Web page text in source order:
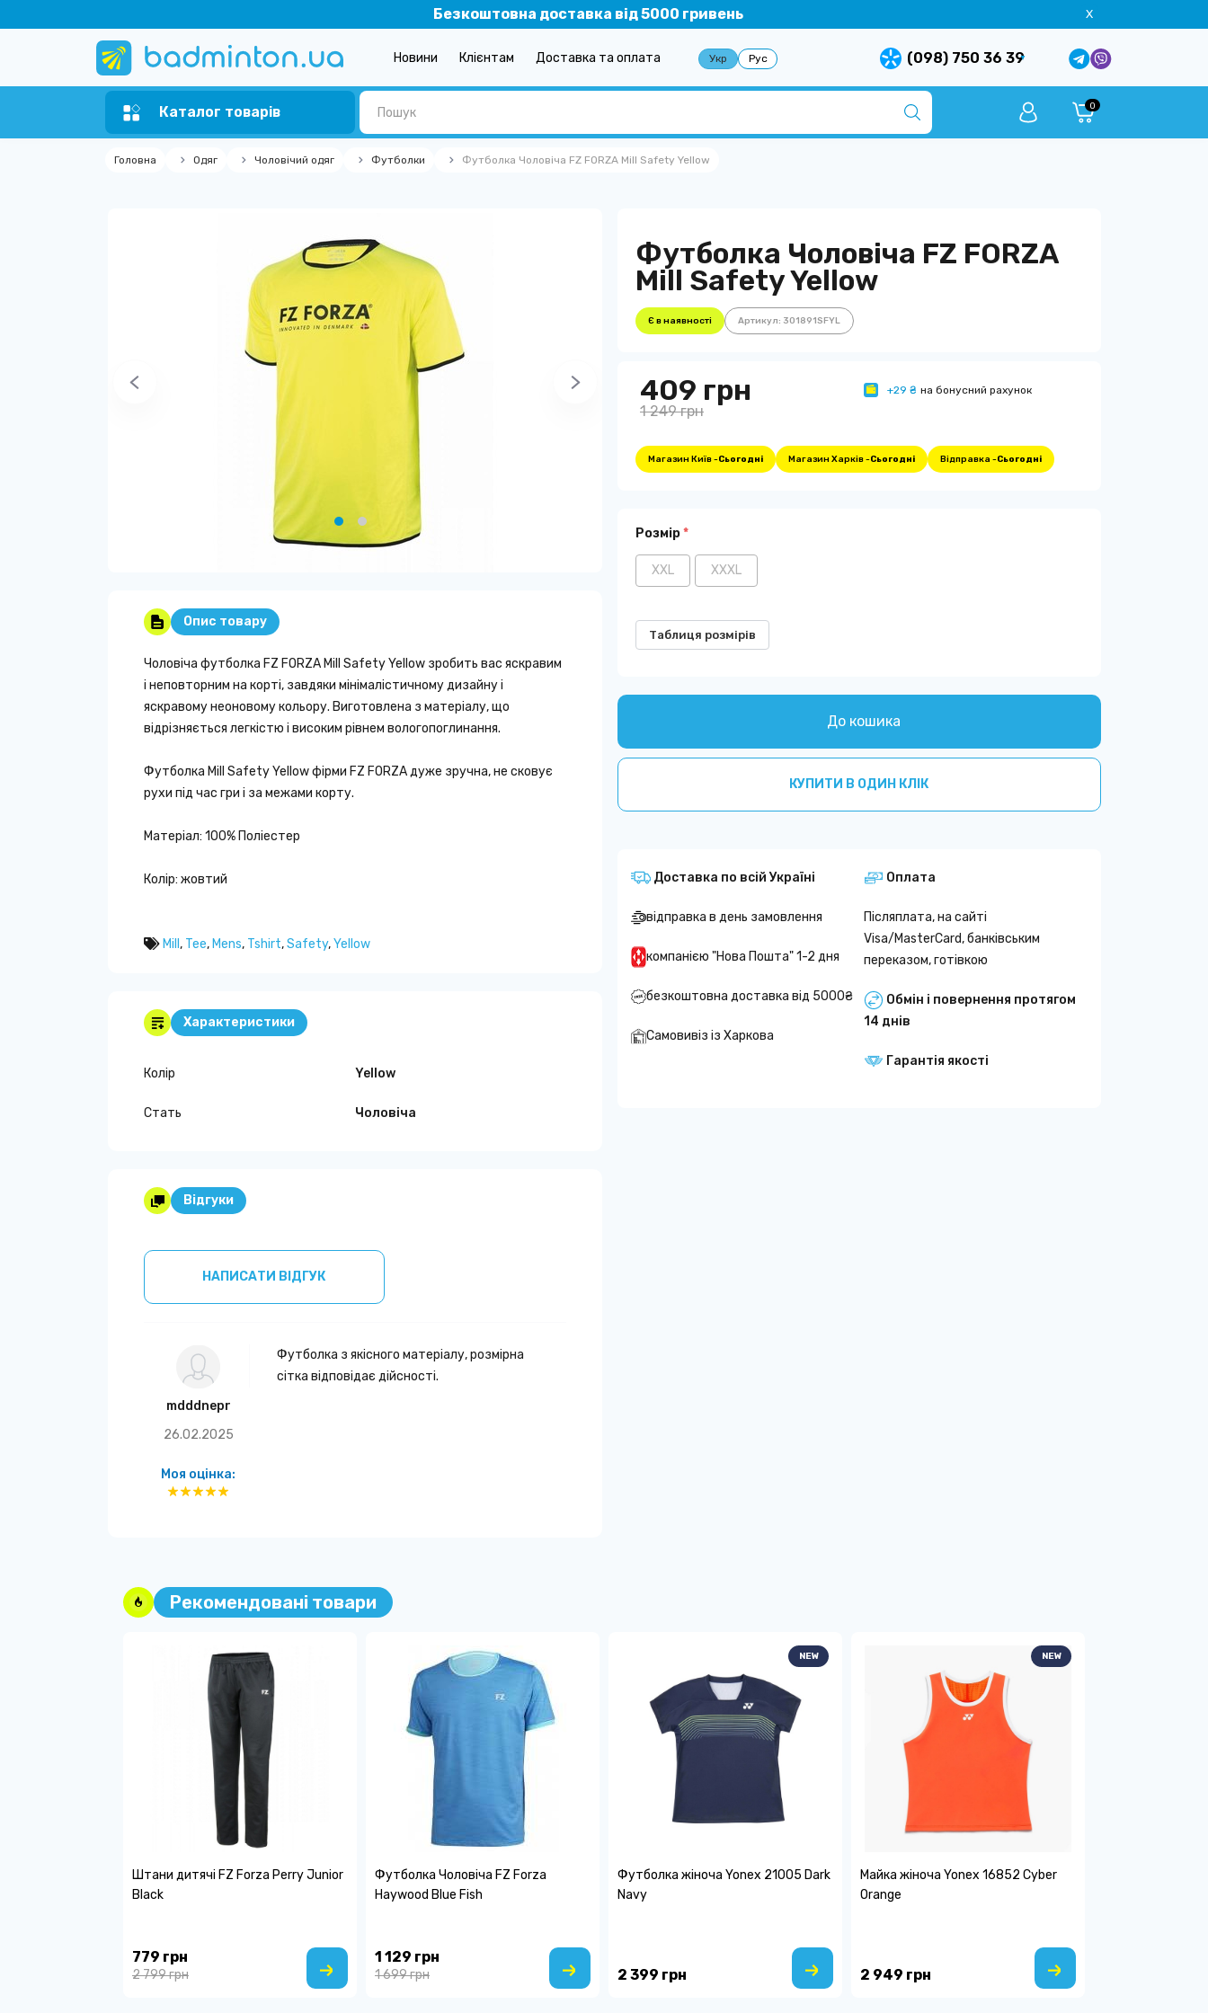
Безкоштовна доставка від 5000 гривень X
Новини Клієнтам Доставка та оплата Укр Рус (098) 750 36 39
Каталог товарів 0
Головна Одяг Чоловічий одяг Футболки Футболка Чоловіча FZ FORZA Mill Safety Yellow
Опис товару
Чоловіча футболка FZ FORZA Mill Safety Yellow зробить вас яскравим
і неповторним на корті, завдяки мінімалістичному дизайну і
яскравому неоновому кольору. Виготовлена ​​з матеріалу, що
відрізняється легкістю і високим рівнем вологопоглинання.
Футболка Mill Safety Yellow фірми FZ FORZA дуже зручна, не сковує
рухи під час гри і за межами корту.
Матеріал: 100% Поліестер
Колір: жовтий
Mill , Tee, Mens, Tshirt,Safety,Yellow
Характеристики
Колір Yellow
Стать Чоловіча
Відгуки
НАПИСАТИ ВІДГУК
mdddnepr
26.02.2025
Моя оцінка:
Футболка з якісного матеріалу, розмірна
сітка відповідає дійсності.
Футболка Чоловіча FZ FORZA
Mill Safety Yellow
Є в наявності Артикул: 301891SFYL
409 грн
1 249 грн
+29 ₴ на бонусний рахунок
Магазин Київ -Сьогодні Магазин Харків -Сьогодні Відправка -Сьогодні
Розмір*
XXL XXXL
Таблиця розмірів
До кошика
КУПИТИ В ОДИН КЛІК
Доставка по всій Україні
відправка в день замовлення
компанією "Нова Пошта" 1-2 дня
безкоштовна доставка від 5000₴
Самовивіз із Харкова
Оплата
Післяплата, на сайті
Visa/MasterCard, банківським
переказом, готівкою
Обмін і повернення протягом
14 днів
Гарантія якості
Рекомендовані товари
Штани дитячі FZ Forza Perry Junior
Black
779 грн
2 799 грн
Футболка Чоловіча FZ Forza
Haywood Blue Fish
1 129 грн
1 699 грн
NEW
Футболка жіноча Yonex 21005 Dark
Navy
2 399 грн
NEW
Майка жіноча Yonex 16852 Cyber
Orange
2 949 грн